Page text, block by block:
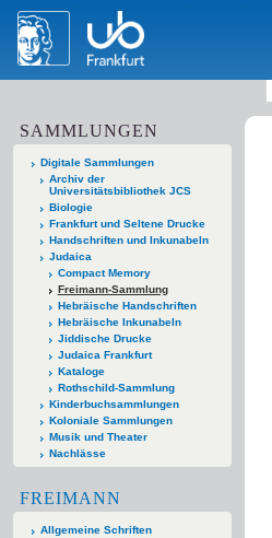
SAMMLUNGEN
Digitale Sammlungen
Archiv der
Universitätsbibliothek JCS
Biologie
Frankfurt und Seltene Drucke
Handschriften und Inkunabeln
Judaica
Compact Memory
Freimann-Sammlung
Hebräische Handschriften
Hebräische Inkunabeln
Jiddische Drucke
Judaica Frankfurt
Kataloge
Rothschild-Sammlung
Kinderbuchsammlungen
Koloniale Sammlungen
Musik und Theater
Nachlässe
FREIMANN
Allgemeine Schriften